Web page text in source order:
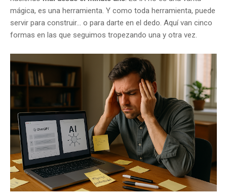
mágica, es una herramienta. Y como toda herramienta, puede
servir para construir… o para darte en el dedo. Aquí van cinco
formas en las que seguimos tropezando una y otra vez.